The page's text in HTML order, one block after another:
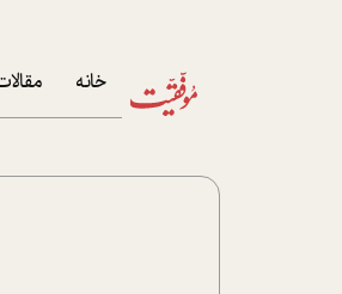
خانه